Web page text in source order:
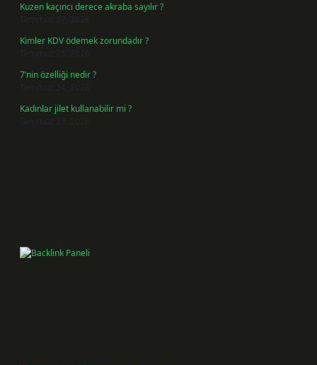
Kuzen kaçıncı derece akraba sayılır ?
Temmuz 27, 2026
Kimler KDV ödemek zorundadır ?
Temmuz 25, 2026
7’nin özelliği nedir ?
Temmuz 24, 2026
Kadınlar jilet kullanabilir mi ?
Temmuz 23, 2026